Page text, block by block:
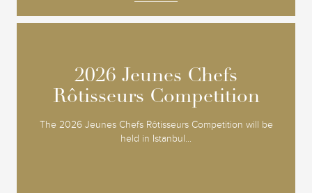
2026 Jeunes Chefs
Rôtisseurs Competition
The 2026 Jeunes Chefs Rôtisseurs Competition will be
held in Istanbul...
2026 Jeunes Chefs
Rôtisseurs Competition